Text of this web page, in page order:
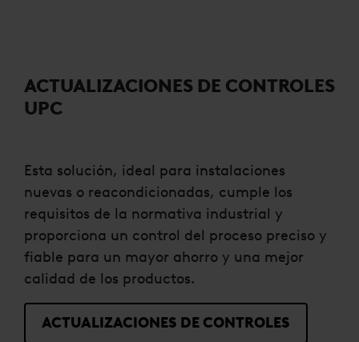
ACTUALIZACIONES DE CONTROLES
UPC
Esta solución, ideal para instalaciones
nuevas o reacondicionadas, cumple los
requisitos de la normativa industrial y
proporciona un control del proceso preciso y
fiable para un mayor ahorro y una mejor
calidad de los productos.
ACTUALIZACIONES DE CONTROLES